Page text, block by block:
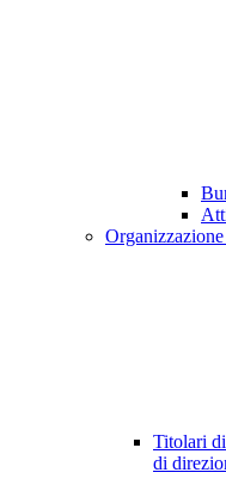
Organizzazione
Titolari
di